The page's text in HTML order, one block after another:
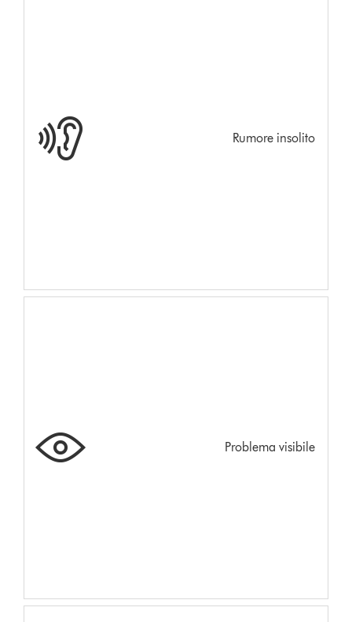
Rumore insolito
Problema visibile